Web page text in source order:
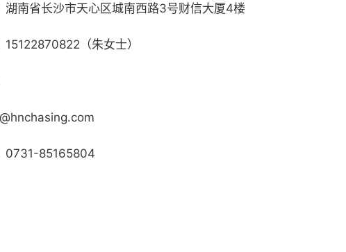
湖南省长沙市天心区城南西路3号财信大厦4楼
15122870822（朱女士）
0731-85165804